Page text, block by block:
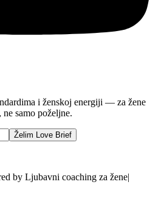
i ženskoj energiji — za žene
samo poželjne.
Želim Love Brief
by Ljubavni coaching za žene|